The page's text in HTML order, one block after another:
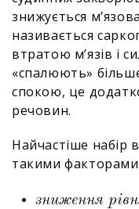
знижується
називається
втратою м’язів і
«спалюють»
спокою, це
речовин.
Найчастіше набір
такими
зниження